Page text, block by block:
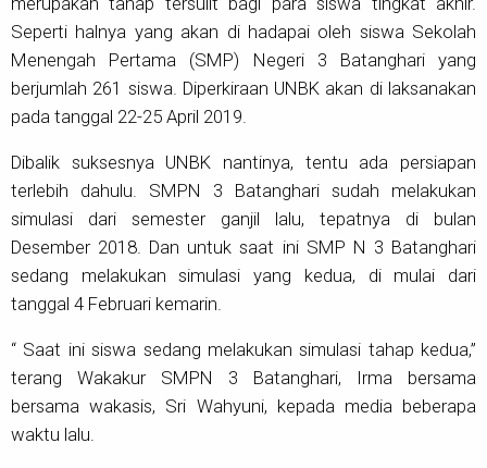
Seperti halnya yang akan di hadapai oleh siswa Sekolah
Menengah Pertama (SMP) Negeri 3 Batanghari yang
berjumlah 261 siswa. Diperkiraan UNBK akan di laksanakan
pada tanggal 22-25 April 2019.
Dibalik suksesnya UNBK nantinya, tentu ada persiapan
terlebih dahulu. SMPN 3 Batanghari sudah melakukan
simulasi dari semester ganjil lalu, tepatnya di bulan
Desember 2018. Dan untuk saat ini SMP N 3 Batanghari
sedang melakukan simulasi yang kedua, di mulai dari
tanggal 4 Februari kemarin.
“ Saat ini siswa sedang melakukan simulasi tahap kedua,”
terang Wakakur SMPN 3 Batanghari, Irma bersama
bersama wakasis, Sri Wahyuni, kepada media beberapa
waktu lalu.